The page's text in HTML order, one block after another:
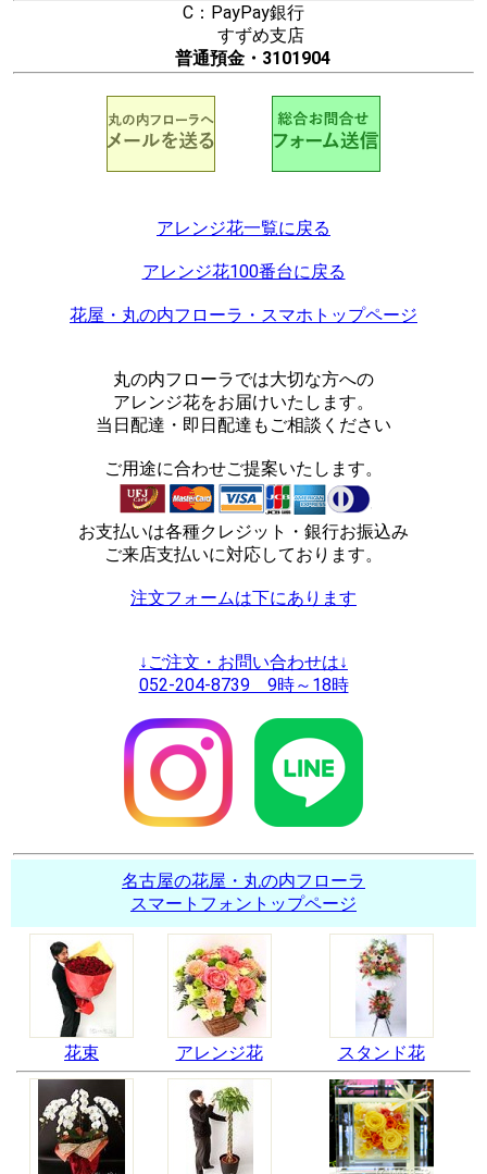
C：PayPay銀行
すずめ支店
普通預金・3101904
アレンジ花一覧に戻る
アレンジ花100番台に戻る
花屋・丸の内フローラ・スマホトップページ
丸の内フローラでは大切な方への
アレンジ花をお届けいたします。
当日配達・即日配達もご相談ください
ご用途に合わせご提案いたします。
お支払いは各種クレジット・銀行お振込み
ご来店支払いに対応しております。
注文フォームは下にあります
↓ご注文・お問い合わせは↓
052-204-8739 9時～18時
名古屋の花屋・丸の内フローラ
スマートフォントップページ
花束 アレンジ花 スタンド花